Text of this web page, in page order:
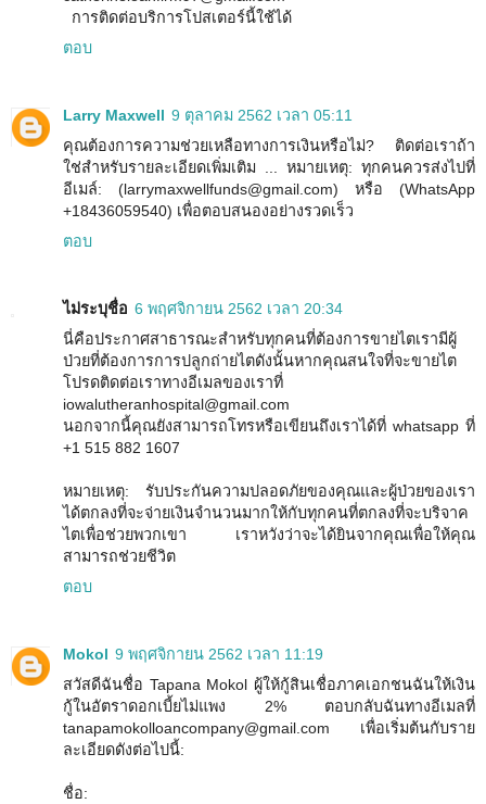
การติดต่อบริการโปสเตอร์นี้ใช้ได้
ตอบ
Larry Maxwell 9 ตุลาคม 2562 เวลา 05:11
คุณต้องการความช่วยเหลือทางการเงินหรือไม่? ติดต่อเราถ้า
ใช่สำหรับรายละเอียดเพิ่มเติม ... หมายเหตุ: ทุกคนควรส่งไปที่
อีเมล์: (larrymaxwellfunds@gmail.com) หรือ (WhatsApp
+18436059540) เพื่อตอบสนองอย่างรวดเร็ว
ตอบ
ไม่ระบุชื่อ 6 พฤศจิกายน 2562 เวลา 20:34
นี่คือประกาศสาธารณะสำหรับทุกคนที่ต้องการขายไตเรามีผู้
ป่วยที่ต้องการการปลูกถ่ายไตดังนั้นหากคุณสนใจที่จะขายไต
โปรดติดต่อเราทางอีเมลของเราที่
iowalutheranhospital@gmail.com
นอกจากนี้คุณยังสามารถโทรหรือเขียนถึงเราได้ที่ whatsapp ที่
+1 515 882 1607
หมายเหตุ: รับประกันความปลอดภัยของคุณและผู้ป่วยของเรา
ได้ตกลงที่จะจ่ายเงินจำนวนมากให้กับทุกคนที่ตกลงที่จะบริจาค
ไตเพื่อช่วยพวกเขา เราหวังว่าจะได้ยินจากคุณเพื่อให้คุณ
สามารถช่วยชีวิต
ตอบ
Mokol 9 พฤศจิกายน 2562 เวลา 11:19
สวัสดีฉันชื่อ Tapana Mokol ผู้ให้กู้สินเชื่อภาคเอกชนฉันให้เงิน
กู้ในอัตราดอกเบี้ยไม่แพง 2% ตอบกลับฉันทางอีเมลที่
tanapamokolloancompany@gmail.com เพื่อเริ่มต้นกับราย
ละเอียดดังต่อไปนี้:
ชื่อ: